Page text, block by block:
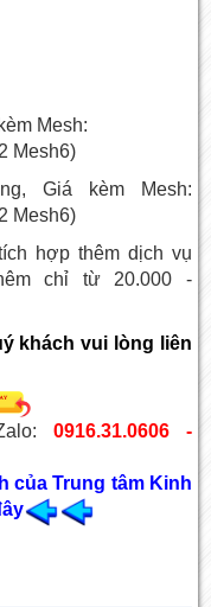
Mesh:
Mesh6)
Giá kèm Mesh:
Mesh6)
hợp thêm dịch vụ
chỉ từ 20.000 -
khách vui lòng liên
0916.31.0606 -
của Trung tâm Kinh